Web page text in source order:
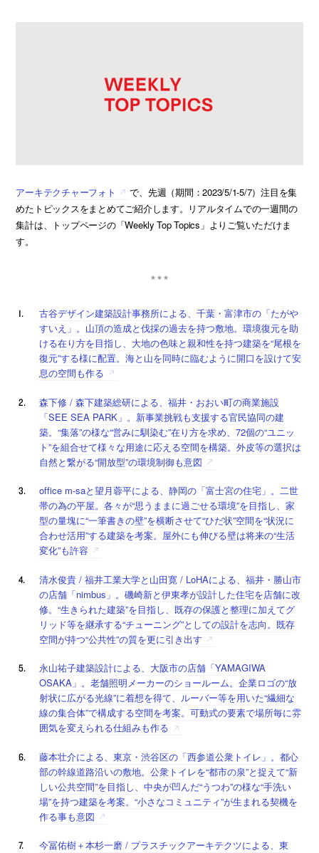
アーキテクチャーフォト
で、先週（期間：2023/5/1-5/7）注目を集
めたトピックスをまとめてご紹介します。リアルタイムでの一週間の
集計は、トップページの「Weekly Top Topics」よりご覧いただけま
す。
古谷デザイン建築設計事務所による、千葉・富津市の「たがや
すいえ」。山頂の造成と伐採の過去を持つ敷地。環境復元を助
ける在り方を目指し、大地の色味と親和性を持つ建築を“尾根を
復元”する様に配置。海と山を同時に臨むように開口を設けて安
息の空間も作る
森下修 / 森下建築総研による、福井・おおい町の商業施設
「SEE SEA PARK」。新事業挑戦も支援する官民協同の建
築。“集落”の様な“営みに馴染む”在り方を求め、72個の“ユニッ
ト”を組合せて様々な用途に応える空間を構築。外皮等の選択は
自然と繋がる“開放型”の環境制御も意図
office m-saと望月蓉平による、静岡の「富士宮の住宅」。二世
帯の為の平屋。各々が“思うままに過ごせる環境”を目指し、家
型の量塊に“一筆書きの壁”を横断させて“ひだ状”空間を“状況に
合わせ活用”する建築を考案。屋外にも伸びる壁は将来の“生活
変化”も許容
清水俊貴 / 福井工業大学と山田寛 / LoHAによる、福井・勝山市
の店舗「nimbus」。磯崎新と伊東孝が設計した住宅を店舗に改
修。“生きられた建築”を目指し、既存の保護と整理に加えてグ
リッド等を継承する“チューニング”としての設計を志向。既存
空間が持つ“公共性”の質を更に引き出す
永山祐子建築設計による、大阪市の店舗「YAMAGIWA
OSAKA」。老舗照明メーカーのショールーム。企業ロゴの“放
射状に広がる光線”に着想を得て、ルーバー等を用いた“繊細な
線の集合体”で構成する空間を考案。可動式の要素で場所毎に雰
囲気を変えられる仕組みも作る
藤本壮介による、東京・渋谷区の「西参道公衆トイレ」。都心
部の幹線道路沿いの敷地。公衆トイレを“都市の泉”と捉えて“新
しい公共空間”を目指し、中央が凹んだ“うつわ”の様な“手洗い
場”を持つ建築を考案。“小さなコミュニティ”が生まれる契機を
作る事も意図
今冨佑樹＋本杉一磨 / プラスチックアーキテクツによる、東